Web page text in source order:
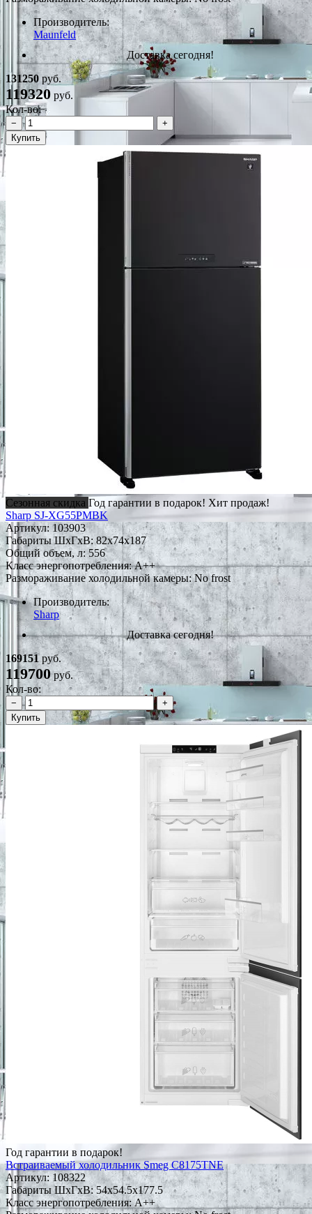
Производитель:
Maunfeld
Доставка сегодня!
131250 руб.
119320 руб.
Кол-во:
−
+
Купить
Сезонная скидка Год гарантии в подарок! Хит продаж!
Sharp SJ-XG55PMBK
Артикул:103903
Габариты ШxГxВ: 82x74x187
Общий объем, л: 556
Класс энергопотребления: A++
Размораживание холодильной камеры: No frost
Производитель:
Sharp
Доставка сегодня!
169151руб.
119700руб.
Кол-во:
−
+
Купить
Год гарантии в подарок!
Встраиваемый холодильник Smeg C8175TNE
Артикул:108322
Габариты ШxГxВ: 54x54.5x177.5
Класс энергопотребления: A++